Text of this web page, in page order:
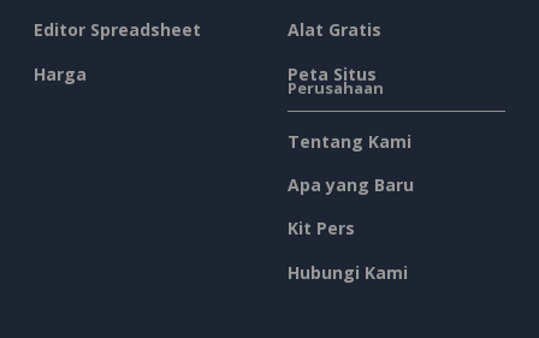
Editor Spreadsheet
Harga
Alat Gratis
Peta Situs
Perusahaan
Tentang Kami
Apa yang Baru
Kit Pers
Hubungi Kami